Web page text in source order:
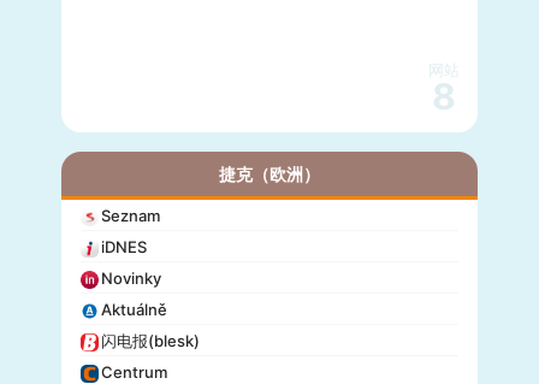
网站
8
捷克（欧洲）
Seznam
iDNES
Novinky
Aktuálně
闪电报(blesk)
Centrum